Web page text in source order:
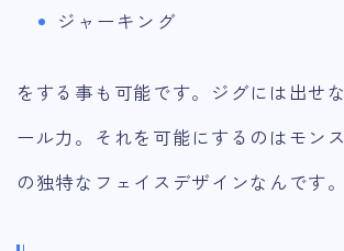
ジャーキング
をする事も可能です。ジグには出せ
ール力。それを可能にするのはモン
の独特なフェイスデザインなんです。